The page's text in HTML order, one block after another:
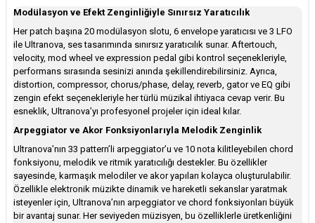
Modülasyon ve Efekt Zenginliğiyle Sınırsız Yaratıcılık
Her patch başına 20 modülasyon slotu, 6 envelope yaratıcısı ve 3 LFO
ile Ultranova, ses tasarımında sınırsız yaratıcılık sunar. Aftertouch,
velocity, mod wheel ve expression pedal gibi kontrol seçenekleriyle,
performans sırasında sesinizi anında şekillendirebilirsiniz. Ayrıca,
distortion, compressor, chorus/phase, delay, reverb, gator ve EQ gibi
zengin efekt seçenekleriyle her türlü müzikal ihtiyaca cevap verir. Bu
esneklik, Ultranova’yı profesyonel projeler için ideal kılar.
Arpeggiator ve Akor Fonksiyonlarıyla Melodik Zenginlik
Ultranova’nın 33 pattern’li arpeggiator’u ve 10 nota kilitleyebilen chord
fonksiyonu, melodik ve ritmik yaratıcılığı destekler. Bu özellikler
sayesinde, karmaşık melodiler ve akor yapıları kolayca oluşturulabilir.
Özellikle elektronik müzikte dinamik ve hareketli sekanslar yaratmak
isteyenler için, Ultranova’nın arpeggiator ve chord fonksiyonları büyük
bir avantaj sunar. Her seviyeden müzisyen, bu özelliklerle üretkenliğini